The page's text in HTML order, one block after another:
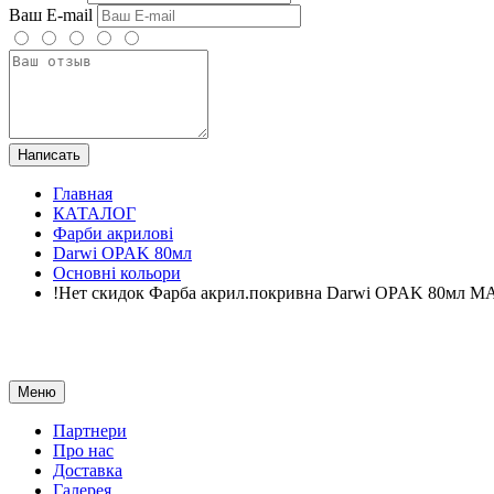
Ваш E-mail
Написать
Главная
КАТАЛОГ
Фарби акрилові
Darwi OPAK 80мл
Основні кольори
!Нет скидок Фарба акрил.покривна Darwi OPAK 80мл
Меню
Партнери
Про нас
Доставка
Галерея